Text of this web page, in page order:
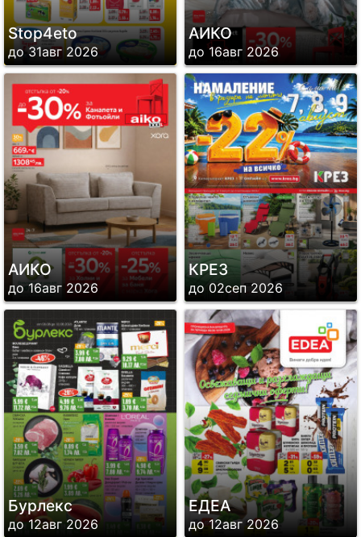
Stop4eto
до 31авг 2026
АИКО
до 16авг 2026
АИКО
до 16авг 2026
КРЕЗ
до 02сеп 2026
Бурлекс
до 12авг 2026
ЕДЕА
до 12авг 2026